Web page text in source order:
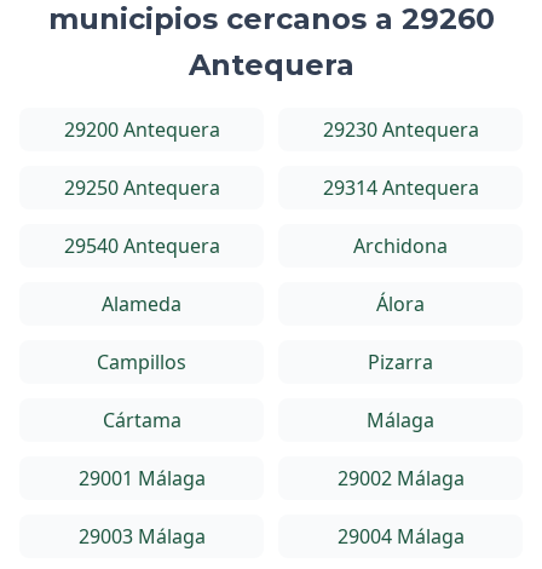
municipios cercanos a 29260
Antequera
29200 Antequera 29230 Antequera
29250 Antequera 29314 Antequera
29540 Antequera Archidona
Alameda Álora
Campillos Pizarra
Cártama Málaga
29001 Málaga 29002 Málaga
29003 Málaga 29004 Málaga